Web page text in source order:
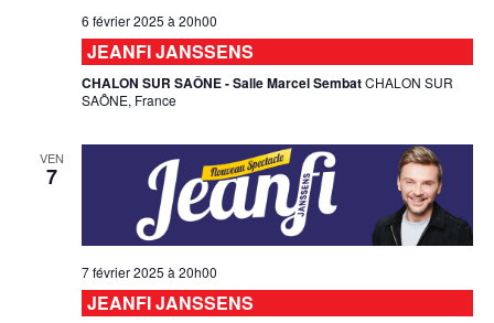
6 février 2025 à 20h00
JEANFI JANSSENS
CHALON SUR SAÔNE - Salle Marcel SembatCHALON SUR
SAÔNE, France
VEN
7
7 février 2025 à 20h00
JEANFI JANSSENS